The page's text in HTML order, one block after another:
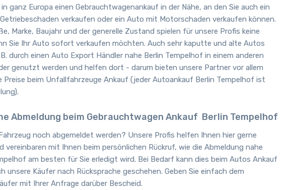
ganz Europa einen Gebrauchtwagenankauf in der Nähe, an den Sie auch ein
verkaufen oder ein Auto mit Motorschaden verkaufen können.
Marke, Baujahr und der generelle Zustand spielen für unsere Profis keine
Sie Ihr Auto sofort verkaufen möchten. Auch sehr kaputte und alte Autos
durch einen Auto Export Händler nahe Berlin Tempelhof in einem anderen
genutzt werden und helfen dort - darum bieten unsere Partner vor allem
Preise beim Unfallfahrzeuge Ankauf (jeder Autoankauf Berlin Tempelhof ist
Abmeldung beim Gebrauchtwagen Ankauf Berlin Tempelhof
noch abgemeldet werden? Unsere Profis helfen Ihnen hier gerne
vereinbaren mit Ihnen beim persönlichen Rückruf, wie die Abmeldung nahe
am besten für Sie erledigt wird. Bei Bedarf kann dies beim Autos Ankauf
unsere Käufer nach Rücksprache geschehen. Geben Sie einfach dem
mit Ihrer Anfrage darüber Bescheid.